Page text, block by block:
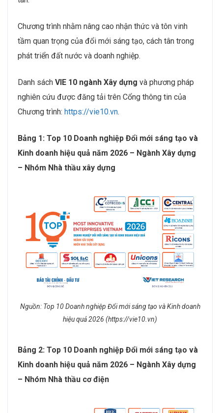
Chương trình nhằm nâng cao nhận thức và tôn vinh
tầm quan trọng của đổi mới sáng tạo, cách tân trong
phát triển đất nước và doanh nghiệp.
Danh sách VIE 10 ngành Xây dựng và phương pháp
nghiên cứu được đăng tải trên Cổng thông tin của
Chương trình: https://vie10.vn.
Bảng 1: Top 10 Doanh nghiệp Đổi mới sáng tạo và
Kinh doanh hiệu quả năm 2026 – Ngành Xây dựng
– Nhóm Nhà thầu xây dựng
Nguồn: Top 10 Doanh nghiệp Đổi mới sáng tạo và Kinh doanh
hiệu quả 2026 (https://vie10.vn)
Bảng 2: Top 10 Doanh nghiệp Đổi mới sáng tạo và
Kinh doanh hiệu quả năm 2026 – Ngành Xây dựng
– Nhóm Nhà thầu cơ điện